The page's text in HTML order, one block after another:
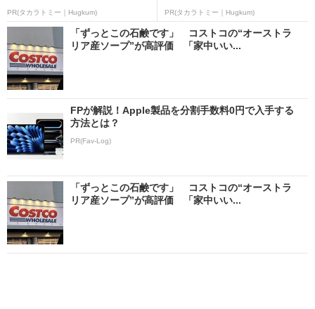
PR(タカラトミー｜Hugkum) PR(タカラトミー｜Hugkum)
「ずっとこの石鹸です」 コストコの“オーストラ
リア産ソープ”が高評価 「家中いい...
FPが解説！Apple製品を分割手数料0円で入手する
方法とは？
PR(Fav-Log)
「ずっとこの石鹸です」 コストコの“オーストラ
リア産ソープ”が高評価 「家中いい...